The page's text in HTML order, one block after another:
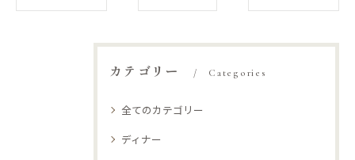
カテゴリー Categories
全てのカテゴリー
ディナー